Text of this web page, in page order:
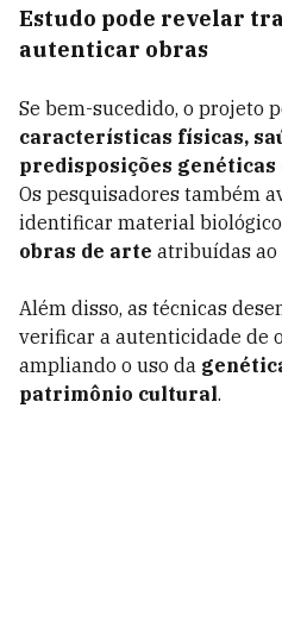
Estudo pode revelar
autenticar obras
Se bem-sucedido, o projeto
características físicas,
predisposições genéticas
Os pesquisadores também
identificar material
obras de arte atribuídas ao
Além disso, as técnicas
verificar a autenticidade de
ampliando o uso da
patrimônio cultural.